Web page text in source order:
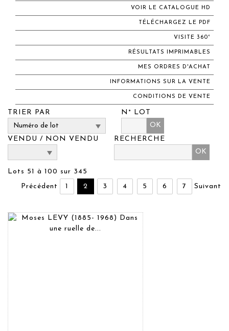
VOIR LE CATALOGUE HD
TÉLÉCHARGEZ LE PDF
VISITE 360°
RÉSULTATS IMPRIMABLES
MES ORDRES D'ACHAT
INFORMATIONS SUR LA VENTE
CONDITIONS DE VENTE
TRIER PAR
N° LOT
OK
VENDU / NON VENDU
RECHERCHE
Lots 51 à 100 sur 345
Précédent
1 2 3 4 5 6 7 Suivant